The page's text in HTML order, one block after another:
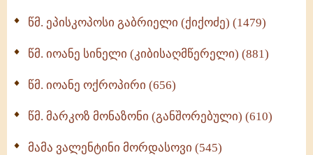
წმ. ეპისკოპოსი გაბრიელი (ქიქოძე) (1479)
წმ. იოანე სინელი (კიბისაღმწერელი) (881)
წმ. იოანე ოქროპირი (656)
წმ. მარკოზ მონაზონი (განშორებული) (610)
მამა ვალენტინი მორდასოვი (545)